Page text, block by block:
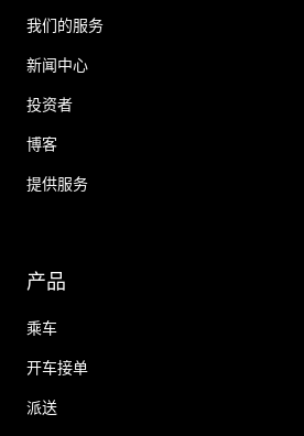
我们的服务
新闻中心
投资者
博客
提供服务
产品
乘车
开车接单
派送